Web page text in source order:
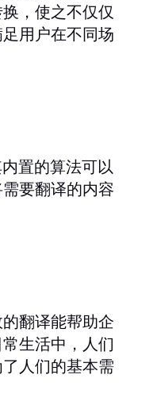
，使之不仅仅
用户在不同场
置的算法可以
要翻译的内容
翻译能帮助企
生活中，人们
人们的基本需